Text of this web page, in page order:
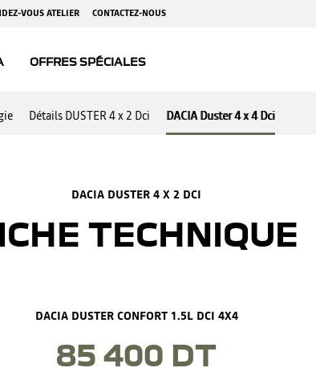
Détails DUSTER 4 x 2 Dci DACIA Duster 4 x 4 Dci
DACIA DUSTER 4 X 2 DCI
TECHNIQUE
DACIA DUSTER CONFORT 1.5L DCI 4X4
85 400 DT